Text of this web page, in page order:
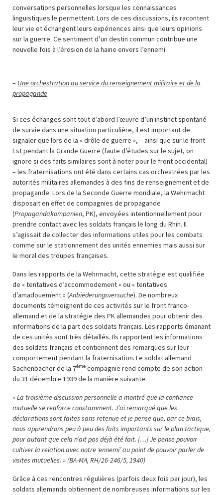
conversations personnelles lorsque les connaissances
linguistiques le permettent. Lors de ces discussions, ils racontent
leur vie et échangent leurs expériences ainsi que leurs opinions
sur la guerre. Ce sentiment d’un destin commun contribue une
nouvelle fois à l’érosion de la haine envers l’ennemi.
– Une orchestration au service du renseignement militaire et de la
propagande
Si ces échanges sont tout d’abord l’œuvre d’un instinct spontané
de survie dans une situation particulière, il est important de
signaler que lors de la « drôle de guerre », – ainsi que sur le front
Est pendant la Grande Guerre (faute d’études sur le sujet, on
ignore si des faits similaires sont à noter pour le front occidental)
– les fraternisations ont été dans certains cas orchestrées par les
autorités militaires allemandes à des fins de renseignement et de
propagande. Lors de la Seconde Guerre mondiale, la Wehrmacht
disposait en effet de compagnies de propagande
(Propagandakompanien, PK), envoyées intentionnellement pour
prendre contact avec les soldats français le long du Rhin. Il
s’agissait de collecter des informations utiles pour les combats
comme sur le stationnement des unités ennemies mais aussi sur
le moral des troupes françaises.
Dans les rapports de la Wehrmacht, cette stratégie est qualifiée
de « tentatives d’accommodement » ou « tentatives
d’amadouement » (Anbiederungsversuche). De nombreux
documents témoignent de ces activités sur le front franco-
allemand et de la stratégie des PK allemandes pour obtenir des
informations de la part des soldats français. Les rapports émanant
de ces unités sont très détaillés. Ils rapportent les informations
des soldats français et contiennent des remarques sur leur
comportement pendant la fraternisation. Le soldat allemand
Sachenbacher de la 7ème compagnie rend compte de son action
du 31 décembre 1939 de la manière suivante:
« La troisième discussion personnelle a montré que la confiance
mutuelle se renforce constamment. J’ai remarqué que les
déclarations sont faites sans retenue et je pense que, par ce biais,
nous apprendrons peu à peu des faits importants sur le plan tactique,
pour autant que cela n’ait pas déjà été fait. […] Je pense pouvoir
cultiver la relation avec notre ‘ennemi’ au point de pouvoir parler de
visites mutuelles. » (BA-MA, RH/26-246/5, 1940)
Grâce à ces rencontres régulières (parfois deux fois par jour), les
soldats allemands obtiennent de nombreuses informations sur les